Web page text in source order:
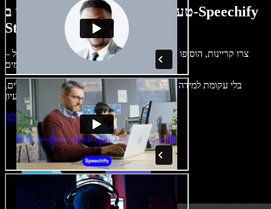
טעימה קטנה ממה שתוכלו ליצור ב-Speechify
Studio.
צרו קריינות, הוסיפו תמונות ללא זכויות, אודיו, סרטונים ושיבוט קול –
בלי עקומת למידה – הכול זמין בדפדפן. יוצרי תוכן כבר לא מוגבלים,
התחילו ליצור באולפן